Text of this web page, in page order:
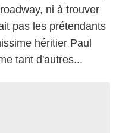
ni à trouver
pas les prétendants
héritier Paul
tant d'autres...